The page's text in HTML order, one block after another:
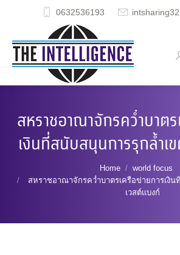
0632536193
สหราชอาณาจักรคว่ำบาตร
เงินที่สนับสนุนการรุกล้ำเ
Home
world focus
สหราชอาณาจักรคว่ำบาตรเครือข่ายการเงิ
เวสต์แบงก์